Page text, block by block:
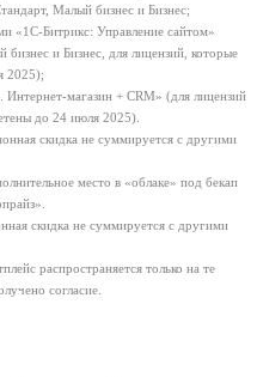
Малый бизнес и Бизнес;
«1С-Битрикс: Управление сайтом»
и Бизнес, для лицензий, которые
2025);
магазин + CRM» (для лицензий
до 24 июля 2025).
скидка не суммируется с другими
место в «облаке» под бекап
скидка не суммируется с другими
распространяется только на те
согласие.